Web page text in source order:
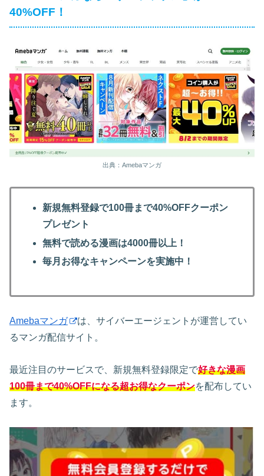
40%OFF！
出典：Amebaマンガ
新規無料登録で100冊まで40%OFFクーポン
プレゼント
無料で読める漫画は4000冊以上！
毎月お得なキャンペーンを実施中！
Amebaマンガ
は、サイバーエージェントが運営してい
るマンガ配信サイト。
最近注目のサービスで、新規無料登録限定で好きな漫画
100冊まで40%OFFになる超お得なクーポンを配布してい
ます。